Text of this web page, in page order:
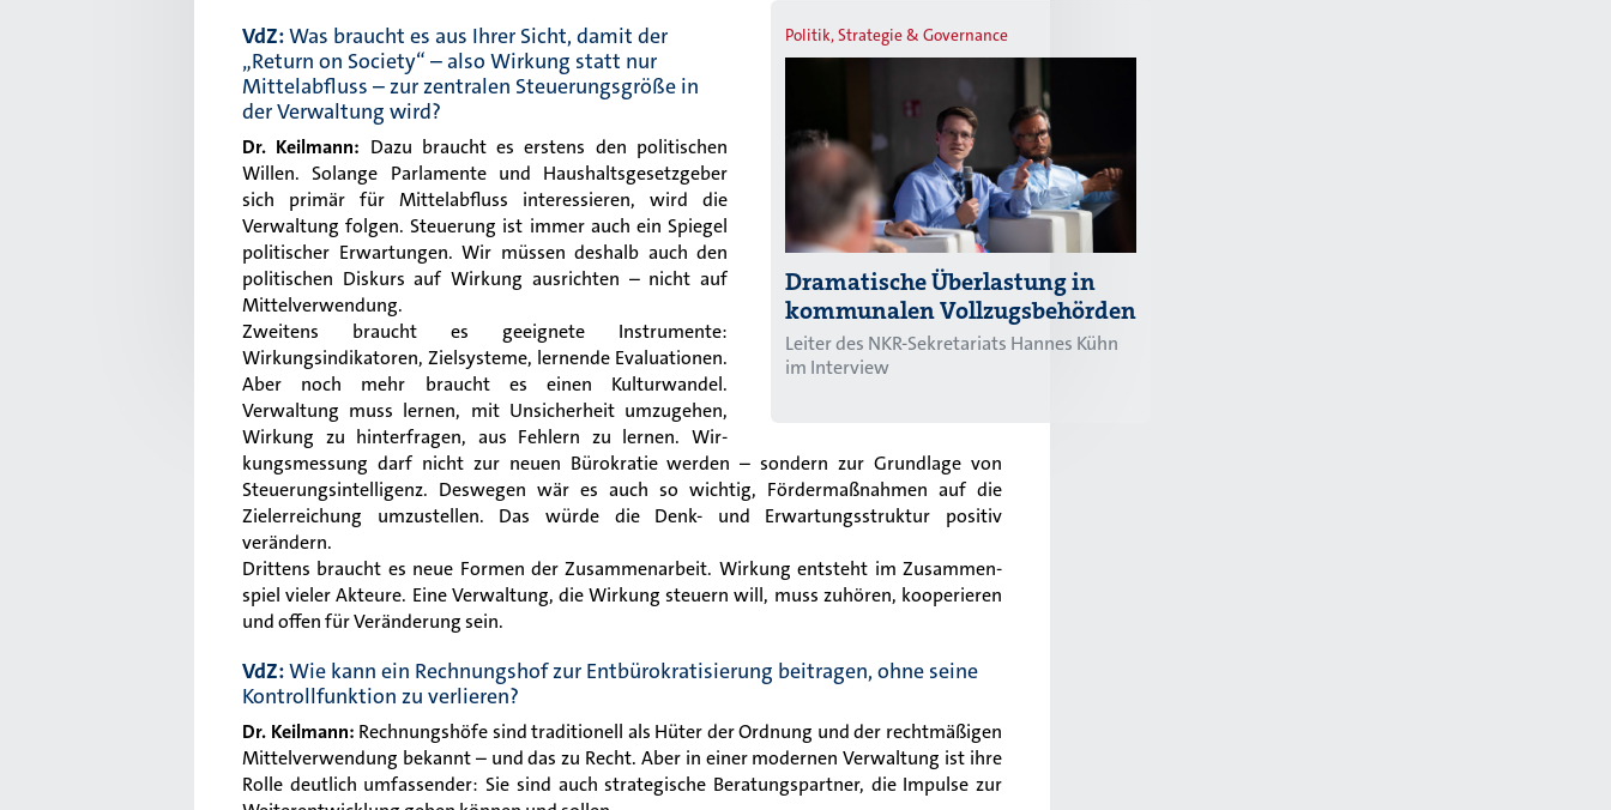
Politik, Strategie & Governance
Dramatische Überlastung in
kommunalen Vollzugsbehörden
Leiter des NKR-Sekretariats Hannes Kühn
im Interview
VdZ:Was braucht es aus Ihrer Sicht, damit der
„Return on Society“ – also Wirkung statt nur
Mittelabfluss – zur zentralen Steuerungsgröße in
der Verwaltung wird?
Dr. Keilmann: Dazu braucht es erstens den politischen
Willen. Solange Parlamente und Haushaltsgesetzgeber
sich primär für Mittelabfluss interessieren, wird die
Verwaltung folgen. Steuerung ist immer auch ein Spiegel
politischer Erwartungen. Wir müssen deshalb auch den
politischen Diskurs auf Wirkung ausrichten – nicht auf
Mittelverwendung.
Zweitens braucht es geeignete Instrumente:
Wirkungsindikatoren, Zielsysteme, lernende Evaluationen.
Aber noch mehr braucht es einen Kulturwandel.
Verwaltung muss lernen, mit Unsicherheit umzugehen,
Wirkung zu hinterfragen, aus Fehlern zu lernen. Wir-
kungsmessung darf nicht zur neuen Bürokratie werden – sondern zur Grundlage von
Steuerungsintelligenz. Deswegen wär es auch so wichtig, Fördermaßnahmen auf die
Zielerreichung umzustellen. Das würde die Denk- und Erwartungsstruktur positiv
verändern.
Drittens braucht es neue Formen der Zusammenarbeit. Wirkung entsteht im Zusammen-
spiel vieler Akteure. Eine Verwaltung, die Wirkung steuern will, muss zuhören, kooperieren
und offen für Veränderung sein.
VdZ:Wie kann ein Rechnungshof zur Entbürokratisierung beitragen, ohne seine
Kontrollfunktion zu verlieren?
Dr. Keilmann: Rechnungshöfe sind traditionell als Hüter der Ordnung und der rechtmäßigen
Mittelverwendung bekannt – und das zu Recht. Aber in einer modernen Verwaltung ist ihre
Rolle deutlich umfassender: Sie sind auch strategische Beratungspartner, die Impulse zur